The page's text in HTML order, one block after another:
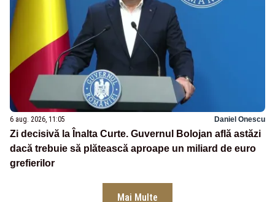
6 aug. 2026, 11:05 Daniel Onescu
Zi decisivă la Înalta Curte. Guvernul Bolojan află astăzi
dacă trebuie să plătească aproape un miliard de euro
grefierilor
Mai Multe